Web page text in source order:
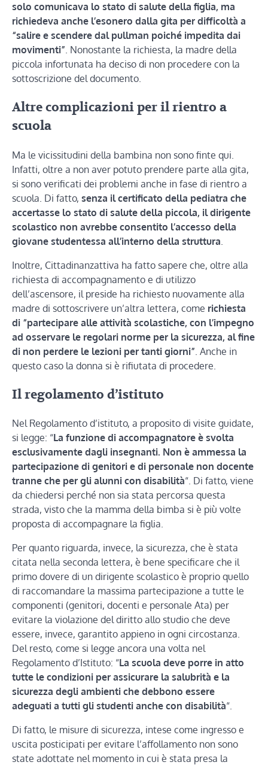
solo comunicava lo stato di salute della figlia, ma
richiedeva anche l’esonero dalla gita per difficoltà a
“salire e scendere dal pullman poiché impedita dai
movimenti”. Nonostante la richiesta, la madre della
piccola infortunata ha deciso di non procedere con la
sottoscrizione del documento.
Altre complicazioni per il rientro a
scuola
Ma le vicissitudini della bambina non sono finte qui.
Infatti, oltre a non aver potuto prendere parte alla gita,
si sono verificati dei problemi anche in fase di rientro a
scuola. Di fatto, senza il certificato della pediatra che
accertasse lo stato di salute della piccola, il dirigente
scolastico non avrebbe consentito l’accesso della
giovane studentessa all’interno della struttura
Inoltre, Cittadinanzattiva ha fatto sapere che, oltre alla
richiesta di accompagnamento e di utilizzo
dell’ascensore, il preside ha richiesto nuovamente alla
madre di sottoscrivere un’altra lettera, come richiesta
di “partecipare alle attività scolastiche, con l’impegno
ad osservare le regolari norme per la sicurezza, al fine
di non perdere le lezioni per tanti giorni” . Anche in
questo caso la donna si è rifiutata di procedere.
Il regolamento d’istituto
Nel Regolamento d’istituto, a proposito di visite guidate,
si legge: “La funzione di accompagnatore è svolta
esclusivamente dagli insegnanti. Non è ammessa la
partecipazione di genitori e di personale non docente
tranne che per gli alunni con disabilità“. Di fatto, viene
da chiedersi perché non sia stata percorsa questa
strada, visto che la mamma della bimba si è più volte
proposta di accompagnare la figlia.
Per quanto riguarda, invece, la sicurezza, che è stata
citata nella seconda lettera, è bene specificare che il
primo dovere di un dirigente scolastico è proprio quello
di raccomandare la massima partecipazione a tutte le
componenti (genitori, docenti e personale Ata) per
evitare la violazione del diritto allo studio che deve
essere, invece, garantito appieno in ogni circostanza.
Del resto, come si legge ancora una volta nel
Regolamento d’Istituto: “La scuola deve porre in atto
tutte le condizioni per assicurare la salubrità e la
sicurezza degli ambienti che debbono essere
adeguati a tutti gli studenti anche con disabilità“.
Di fatto, le misure di sicurezza, intese come ingresso e
uscita posticipati per evitare l’affollamento non sono
state adottate nel momento in cui è stata presa la